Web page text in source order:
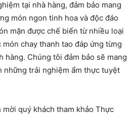
tại nhà hàng, đảm bảo mang
món ngon tinh hoa và độc đáo
mặn được chế biến từ nhiều loại
chay thanh tao đáp ứng từng
hàng. Chúng tôi đảm bảo sẽ mang
những trải nghiệm ẩm thực tuyệt
mời quý khách tham khảo Thực